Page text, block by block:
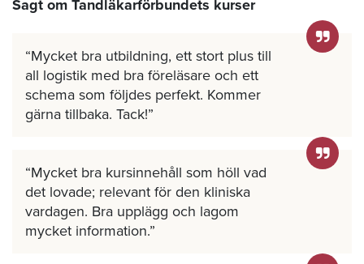
Sagt om Tandläkarförbundets kurser
Mycket bra utbildning, ett stort plus till
all logistik med bra föreläsare och ett
schema som följdes perfekt. Kommer
gärna tillbaka. Tack!
Mycket bra kursinnehåll som höll vad
det lovade; relevant för den kliniska
vardagen. Bra upplägg och lagom
mycket information.